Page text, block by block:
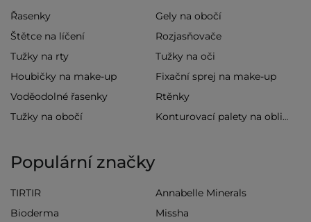
Řasenky
Gely na obočí
Štětce na líčení
Rozjasňovače
Tužky na rty
Tužky na oči
Houbičky na make-up
Fixační sprej na make-up
Voděodolné řasenky
Rtěnky
Tužky na obočí
Konturovací palety na obličej
Populární značky
TIRTIR
Annabelle Minerals
Bioderma
Missha